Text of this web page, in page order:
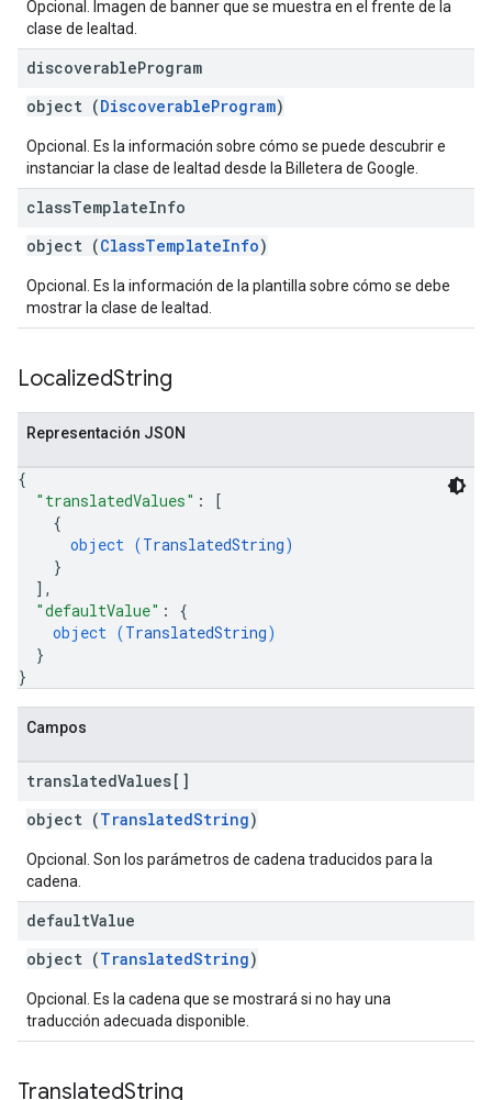
Opcional. Imagen de banner que se muestra en el frente de la
clase de lealtad.
discoverableProgram
object (DiscoverableProgram)
Opcional. Es la información sobre cómo se puede descubrir e
instanciar la clase de lealtad desde la Billetera de Google.
classTemplateInfo
object (ClassTemplateInfo)
Opcional. Es la información de la plantilla sobre cómo se debe
mostrar la clase de lealtad.
LocalizedString
Representación JSON
{
"translatedValues" :
[
{
object (TranslatedString)
}
] ,
"defaultValue" : {
object (TranslatedString)
}
}
Campos
translatedValues[]
object (TranslatedString)
Opcional. Son los parámetros de cadena traducidos para la
cadena.
defaultValue
object (TranslatedString)
Opcional. Es la cadena que se mostrará si no hay una
traducción adecuada disponible.
TranslatedString